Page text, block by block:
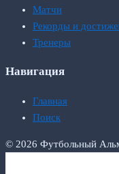
Матчи
Рекорды и
Тренеры
Навигация
Главная
Поиск
© 2026 Футбольный